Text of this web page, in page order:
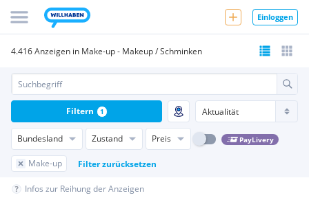
Einloggen
4.416 Anzeigen in Make-up - Makeup / Schminken
Bundesland Zustand Preis PayLivery
Make-up Filter zurücksetzen
Filtern 1
Infos zur Reihung der Anzeigen